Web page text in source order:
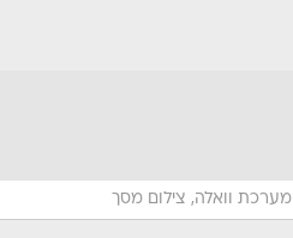
מערכת וואלה, צילום מסך